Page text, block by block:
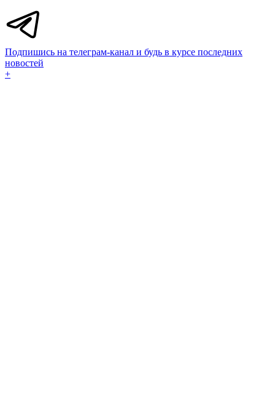
Подпишись на телеграм-канал и будь в курсе последних
новостей
+